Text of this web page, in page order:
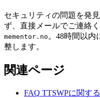
セキュリティの問題を発
ず、直接メールでご連絡
mementor.no 。48時間以内
整します。
関連ページ
FAQ TTSWPに関す